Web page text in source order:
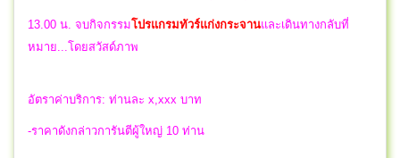
13.00 น. จบกิจกรรมโปรแกรมทัวร์แก่งกระจานและเดินทางกลับที่
หมาย...โดยสวัสด์ภาพ
อัตราค่าบริการ: ท่านละ x,xxx บาท
-ราคาดังกล่าวการันตีผู้ใหญ่ 10 ท่าน